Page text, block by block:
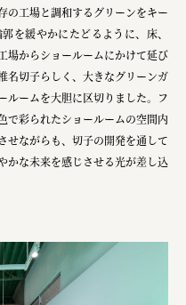
の工場と調和するグリーンをキー
を緩やかにたどるように、床、
場からショールームにかけて延び
名切子らしく、大きなグリーンガ
ルームを大胆に区切りました。フ
で彩られたショールームの空間内
せながらも、切子の開発を通して
かな未来を感じさせる光が差し込